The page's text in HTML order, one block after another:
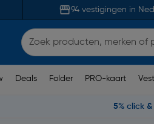
94 vestigingen in
Deals Folder PRO-kaart
5% click